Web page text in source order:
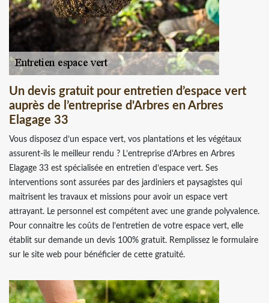
Un devis gratuit pour entretien d’espace vert
auprès de l’entreprise d'Arbres en Arbres
Elagage 33
Vous disposez d’un espace vert, vos plantations et les végétaux
assurent-ils le meilleur rendu ? L’entreprise d'Arbres en Arbres
Elagage 33 est spécialisée en entretien d’espace vert. Ses
interventions sont assurées par des jardiniers et paysagistes qui
maitrisent les travaux et missions pour avoir un espace vert
attrayant. Le personnel est compétent avec une grande polyvalence.
Pour connaitre les coûts de l’entretien de votre espace vert, elle
établit sur demande un devis 100% gratuit. Remplissez le formulaire
sur le site web pour bénéficier de cette gratuité.